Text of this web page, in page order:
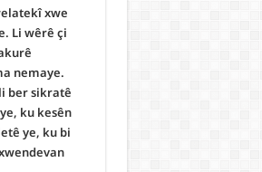
xwe
Li wêrê çi
nemaye.
ber sikratê
ku kesên
ye, ku bi